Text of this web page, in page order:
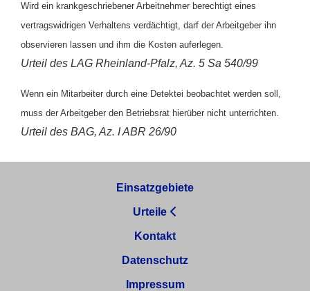
Wird ein krankgeschriebener Arbeitnehmer berechtigt eines
vertragswidrigen Verhaltens verdächtigt, darf der Arbeitgeber ihn
observieren lassen und ihm die Kosten auferlegen.
Urteil des LAG Rheinland-Pfalz, Az. 5 Sa 540/99
Wenn ein Mitarbeiter durch eine Detektei beobachtet werden soll,
muss der Arbeitgeber den Betriebsrat hierüber nicht unterrichten.
Urteil des BAG, Az. I ABR 26/90
Einsatzgebiete
Urteile
Kontakt
Datenschutz
Impressum